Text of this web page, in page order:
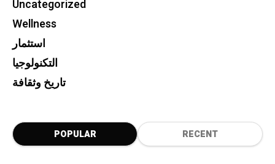
Uncategorized
Wellness
استثمار
التكنولوجيا
تاريخ وثقافة
POPULAR RECENT